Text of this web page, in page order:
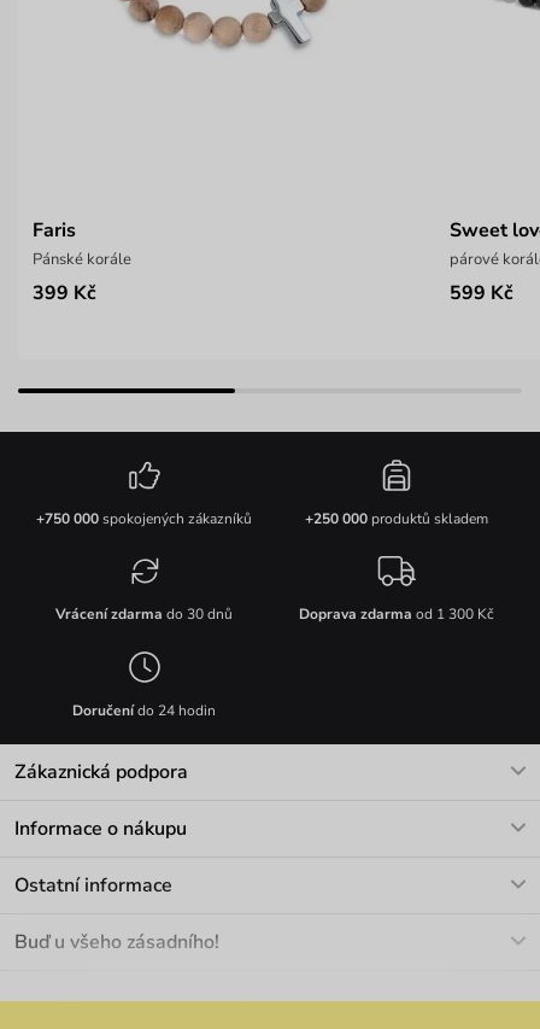
Faris
Pánské korále
399 Kč
Sweet
párové
599 Kč
+750 000spokojených zákazníků +250 000produktů skladem
Vrácení zdarma do 30 dnů Doprava zdarma od 1 300 Kč
Doručenído 24 hodin
Zákaznická podpora
Informace o nákupu
Materiály a údržba
Ostatní informace
Velkoobchod
Buď u všeho zásadního!